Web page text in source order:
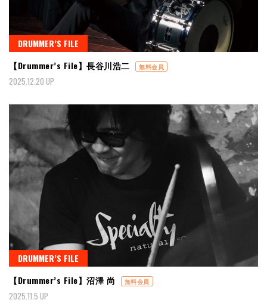
DRUMMER’S FILE
【Drummer’s File】長谷川浩二
無料会員
2025.12.20 UP
DRUMMER’S FILE
【Drummer’s File】沼澤 尚
無料会員
2025.11.5 UP